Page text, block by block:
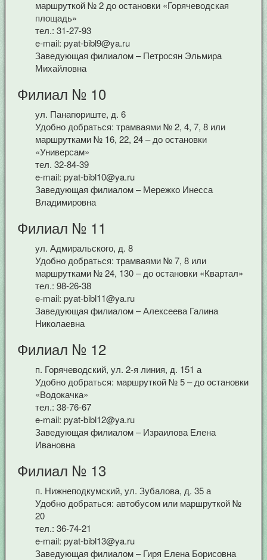
маршруткой № 2 до остановки «Горячеводская
площадь»
тел.: 31-27-93
e-mail: pyat-bibl9@ya.ru
Заведующая филиалом – Петросян Эльмира
Михайловна
Филиал № 10
ул. Панагюриште, д. 6
Удобно добраться: трамваями № 2, 4, 7, 8 или
маршрутками № 16, 22, 24 – до остановки
«Универсам»
тел. 32-84-39
e-mail: pyat-bibl10@ya.ru
Заведующая филиалом – Мережко Инесса
Владимировна
Филиал № 11
ул. Адмиральского, д. 8
Удобно добраться: трамваями № 7, 8 или
маршрутками № 24, 130 – до остановки «Квартал»
тел.: 98-26-38
e-mail: pyat-bibl11@ya.ru
Заведующая филиалом – Алексеева Галина
Николаевна
Филиал № 12
п. Горячеводский, ул. 2-я линия, д. 151 а
Удобно добраться: маршруткой № 5 – до остановки
«Водокачка»
тел.: 38-76-67
e-mail: pyat-bibl12@ya.ru
Заведующая филиалом – Израилова Елена
Ивановна
Филиал № 13
п. Нижнеподкумский, ул. Зубалова, д. 35 а
Удобно добраться: автобусом или маршруткой №
20
тел.: 36-74-21
e-mail: pyat-bibl13@ya.ru
Заведующая филиалом – Гиря Елена Борисовна